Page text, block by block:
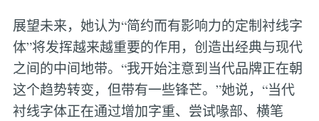
展望未来，她认为“简约而有影响力的定制衬线字
体”将发挥越来越重要的作用，创造出经典与现代
之间的中间地带。“我开始注意到当代品牌正在朝
这个趋势转变，但带有一些锋芒。”她说，“当代
衬线字体正在通过增加字重、尝试喙部、横笔